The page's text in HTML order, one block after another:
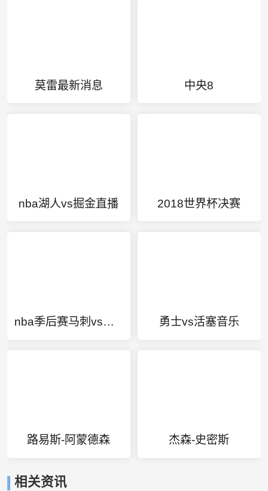
莫雷最新消息 中央8
nba湖人vs掘金直播 2018世界杯决赛
nba季后赛马刺vs火箭 勇士vs活塞音乐
路易斯-阿蒙德森 杰森-史密斯
相关资讯